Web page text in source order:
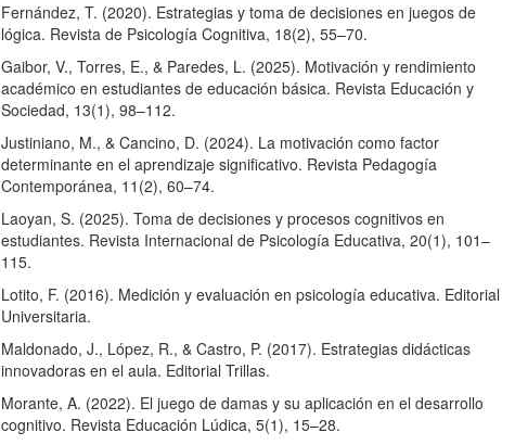
Fernández, T. (2020). Estrategias y toma de decisiones en juegos de
lógica. Revista de Psicología Cognitiva, 18(2), 55–70.
Gaibor, V., Torres, E., & Paredes, L. (2025). Motivación y rendimiento
académico en estudiantes de educación básica. Revista Educación y
Sociedad, 13(1), 98–112.
Justiniano, M., & Cancino, D. (2024). La motivación como factor
determinante en el aprendizaje significativo. Revista Pedagogía
Contemporánea, 11(2), 60–74.
Laoyan, S. (2025). Toma de decisiones y procesos cognitivos en
estudiantes. Revista Internacional de Psicología Educativa, 20(1), 101–
115.
Lotito, F. (2016). Medición y evaluación en psicología educativa. Editorial
Universitaria.
Maldonado, J., López, R., & Castro, P. (2017). Estrategias didácticas
innovadoras en el aula. Editorial Trillas.
Morante, A. (2022). El juego de damas y su aplicación en el desarrollo
cognitivo. Revista Educación Lúdica, 5(1), 15–28.